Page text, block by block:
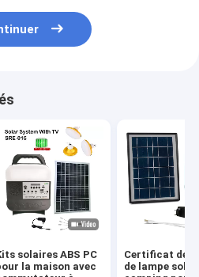
solaires ABS PC
la maison avec
Certificat de
de lampe